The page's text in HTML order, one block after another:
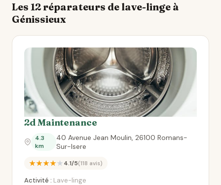
Les 12 réparateurs de lave-linge à
Génissieux
2d Maintenance
4.3
km
40 Avenue Jean Moulin, 26100 Romans-
Sur-Isere
★★★★★4.1/5(118 avis)
Activité : Lave-linge